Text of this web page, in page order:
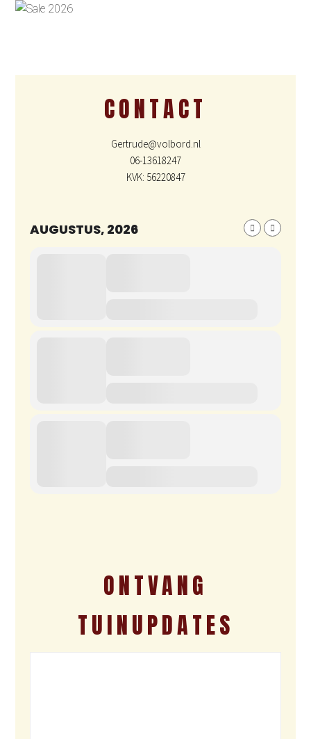
CONTACT
Gertrude@volbord.nl
06-13618247
KVK: 56220847
AUGUSTUS, 2026
ONTVANG
TUINUPDATES